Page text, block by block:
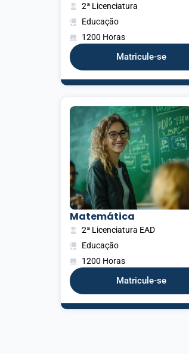
2ª Licenciatura
Educação
1200 Horas
Matricule-se
Matemática
2ª Licenciatura EAD
Educação
1200 Horas
Matricule-se